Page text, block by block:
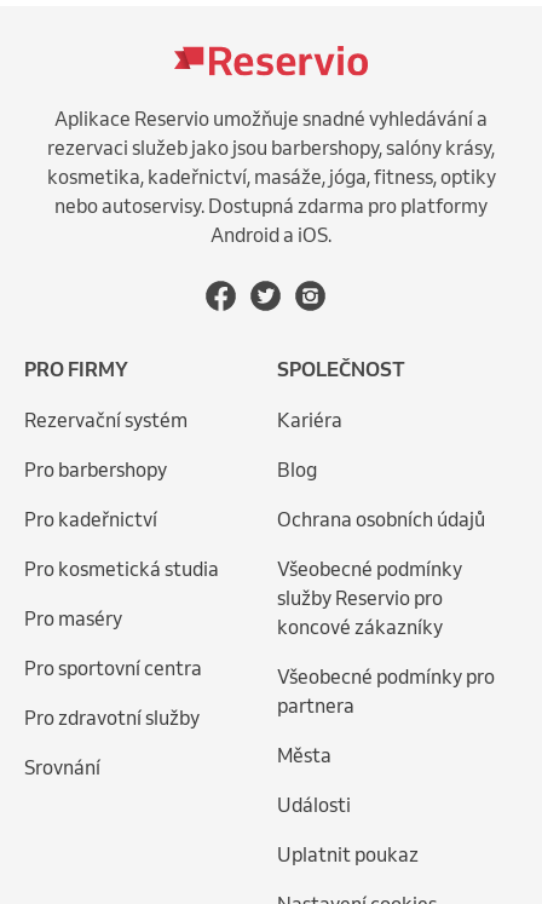
16:30
17:45
Vzpírání
All Strength Gym
150 Kč
15:15 Kruh
190 Kč
Vytvořit rezervaci
čtvrtek, 13. srpna 2026
5:00
All Strength Gym
190 Kč
Vytvořit rezervaci
Vytvořit rezervaci
pátek, 14. srpna 2026
FUNKČNÍ SÍLA
pondělí, 17. srpna 2026
16:00 SG Funkční fitness Olomouc
200 Kč
Vytvořit rezervaci
středa, 19. srpna 2026
15:00
16:00
FUNKČNÍ SÍLA
SG Funkční fitness Olomouc
Aplikace Reservio umožňuje snadné vyhledávání a
rezervaci služeb jako jsou barbershopy, salóny krásy,
kosmetika, kadeřnictví, masáže, jóga, fitness, optiky
nebo autoservisy. Dostupná zdarma pro platformy
Android a iOS.
PRO FIRMY
Rezervační systém
Pro barbershopy
Pro kadeřnictví
Pro kosmetická studia
Pro maséry
Pro sportovní centra
Pro zdravotní služby
Srovnání
SPOLEČNOST
Kariéra
Blog
Ochrana osobních údajů
Všeobecné podmínky
služby Reservio pro
koncové zákazníky
Všeobecné podmínky pro
partnera
Města
Události
Uplatnit poukaz